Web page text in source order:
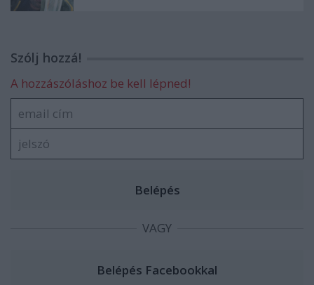
Szólj hozzá!
A hozzászóláshoz be kell lépned!
VAGY